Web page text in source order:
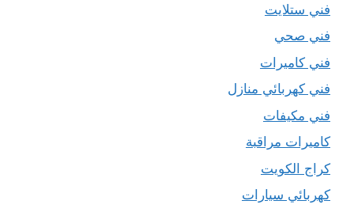
فني ستلايت
فني صحي
فني كاميرات
فني كهربائي منازل
فني مكيفات
كاميرات مراقبة
كراج الكويت
كهربائي سيارات